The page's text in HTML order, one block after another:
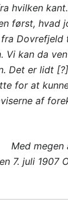
hvilken
først, hvad
Dovrefjeld
Vi kan da
Det er lidt
for at
af
Med megen
7. juli 1907